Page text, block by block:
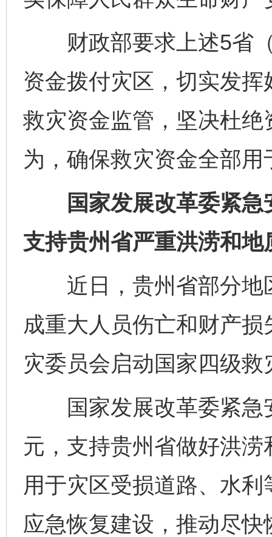
财政部要求上述5省（
资金拨付灾区，切实发
救灾资金监管，坚决杜
为，确保救灾资金全部
国家发展改革委紧急
支持贵州省严重洪涝和
近日，贵州省部分地
成重大人员伤亡和财产
灾委员会启动国家四级救
国家发展改革委紧急
元，支持贵州省做好洪
用于灾区受损道路、水
应急恢复建设，推动尽
完善运行机制助力责任有效落实 一纸欠
东山县通报“牛蛙产品抗生素超标问题”
千年窑火 生生不息 一